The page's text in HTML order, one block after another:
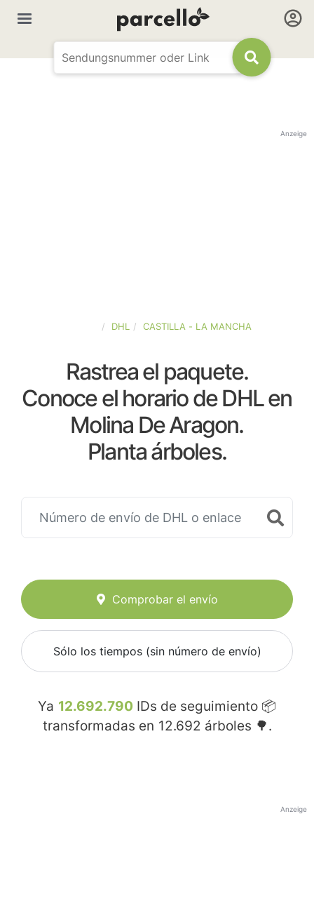
Anzeige
DHL CASTILLA - LA MANCHA
Rastrea el paquete.
Conoce el horario de DHL en
Molina De Aragon.
Planta árboles.
Comprobar el envío
Sólo los tiempos (sin número de envío)
Ya 12.692.790 IDs de seguimiento 📦
transformadas en 12.692 árboles 🌳.
Anzeige